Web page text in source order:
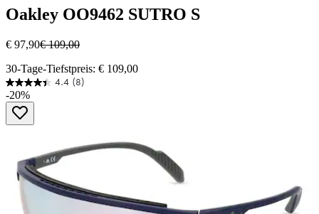
Oakley OO9462 SUTRO S
€ 97,90€ 109,00
30-Tage-Tiefstpreis: € 109,00
4.4 (8)
4.4
von
Sternen.
Bewertungen
-20%